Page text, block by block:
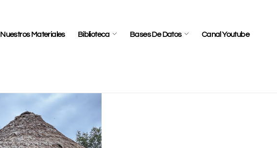
Nuestros Materiales Biblioteca Bases De Datos Canal Youtube